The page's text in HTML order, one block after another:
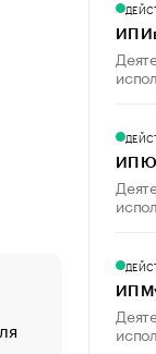
«От спорта
ИП
ИП
ИП